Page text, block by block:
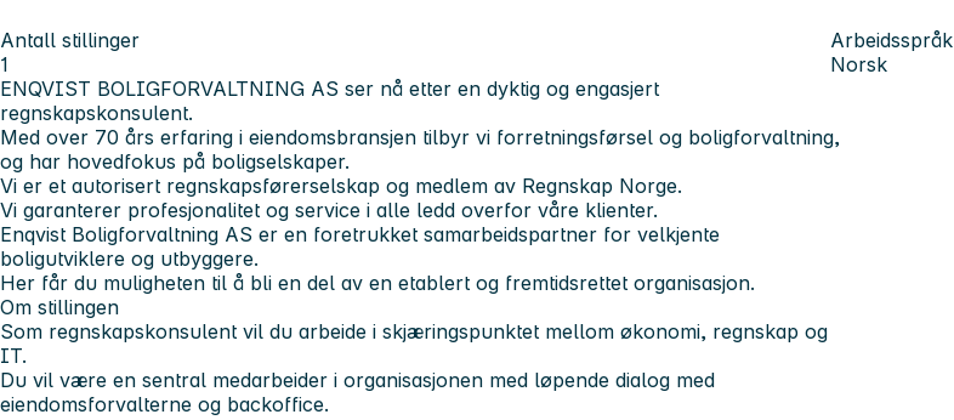
Antall stillinger
1
Arbeidsspråk
Norsk
ENQVIST BOLIGFORVALTNING AS ser nå etter en dyktig og engasjert
regnskapskonsulent.
Med over 70 års erfaring i eiendomsbransjen tilbyr vi forretningsførsel og boligforvaltning,
og har hovedfokus på boligselskaper.
Vi er et autorisert regnskapsførerselskap og medlem av Regnskap Norge.
Vi garanterer profesjonalitet og service i alle ledd overfor våre klienter.
Enqvist Boligforvaltning AS er en foretrukket samarbeidspartner for velkjente
boligutviklere og utbyggere.
Her får du muligheten til å bli en del av en etablert og fremtidsrettet organisasjon.
Om stillingen
Som regnskapskonsulent vil du arbeide i skjæringspunktet mellom økonomi, regnskap og
IT.
Du vil være en sentral medarbeider i organisasjonen med løpende dialog med
eiendomsforvalterne og backoffice.